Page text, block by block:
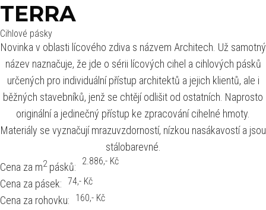
TERRA
Cihlové pásky
Novinka v oblasti lícového zdiva s názvem Architech. Už samotný
název naznačuje, že jde o sérii lícových cihel a cihlových pásků
určených pro individuální přístup architektů a jejich klientů, ale i
běžných stavebníků, jenž se chtějí odlišit od ostatních. Naprosto
originální a jedinečný přístup ke zpracování cihelné hmoty.
Materiály se vyznačují mrazuvzdorností, nízkou nasákavostí a jsou
stálobarevné.
Cena za m2pásků: ,- Kč
2.886
Cena za pásek: ,- Kč
74
Cena za rohovku: ,- Kč
160